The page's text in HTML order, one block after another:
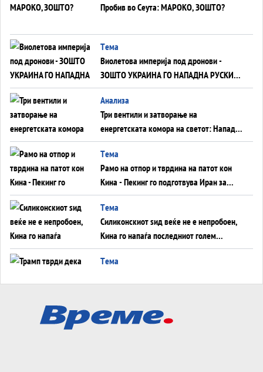
Пробив во Сеута: МАРОКО, ЗОШТО?
Tема
Виолетова империја под дронови -
ЗОШТО УКРАИНА ГО НАПАДНА РУСКИОТ
WILDBERRIES
Aнализа
Три вентили и затворање на
енергетската комора на светот: Нападот
во Суец најавува глобален енергетски
инфаркт?
Tема
Рамо на отпор и тврдина на патот кон
Кина - Пекинг го подготвува Иран за
американска копнена инвазија
Tема
Силиконскиот ѕид веќе не е непробоен,
Кина го напаѓа последниот голем
монопол на Западот?
Tема
Tема
ДЛАБОКО УДОЛУ: Сметководствените